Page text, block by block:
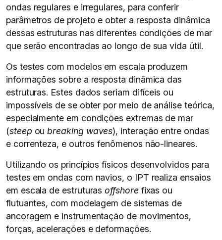
ondas regulares e irregulares, para conferir
parâmetros de projeto e obter a resposta dinâmica
dessas estruturas nas diferentes condições de mar
que serão encontradas ao longo de sua vida útil.
Os testes com modelos em escala produzem
informações sobre a resposta dinâmica das
estruturas. Estes dados seriam difíceis ou
impossíveis de se obter por meio de análise teórica,
especialmente em condições extremas de mar
(steep oubreaking waves), interação entre ondas
e correnteza, e outros fenômenos não-lineares.
Utilizando os princípios físicos desenvolvidos para
testes em ondas com navios, o IPT realiza ensaios
em escala de estruturasoffshorefixas ou
flutuantes, com modelagem de sistemas de
ancoragem e instrumentação de movimentos,
forças, acelerações e deformações.